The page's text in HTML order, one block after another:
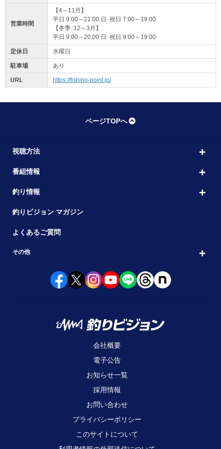
営業時間
【4～11月】
平日 9:00～21:00 日･祝日 7:00～19:00
【冬季･12～3月】
平日 9:00～20:00 日･祝日 9:00～19:00
定休日 水曜日
駐車場 あり
URL https://fishing-point.jp/
ページTOPへ
視聴方法
番組情報
釣り情報
釣りビジョン マガジン
よくあるご質問
その他
会社概要
電子公告
お知らせ一覧
採用情報
お問い合わせ
プライバシーポリシー
このサイトについて